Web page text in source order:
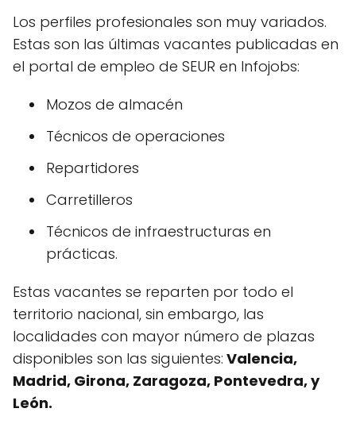
Los perfiles profesionales son muy variados.
Estas son las últimas vacantes publicadas en
el portal de empleo de SEUR en Infojobs:
Mozos de almacén
Técnicos de operaciones
Repartidores
Carretilleros
Técnicos de infraestructuras en
prácticas.
Estas vacantes se reparten por todo el
territorio nacional, sin embargo, las
localidades con mayor número de plazas
disponibles son las siguientes: Valencia,
Madrid, Girona, Zaragoza, Pontevedra, y
León.